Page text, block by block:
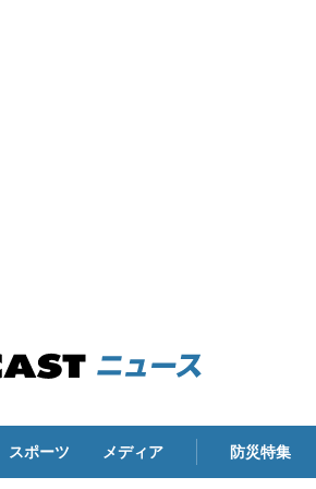
スポーツ メディア 防災特集